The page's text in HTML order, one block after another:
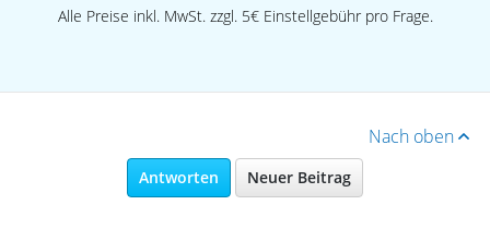
Alle Preise inkl. MwSt. zzgl. 5€ Einstellgebühr pro Frage.
Nach oben
Antworten Neuer Beitrag